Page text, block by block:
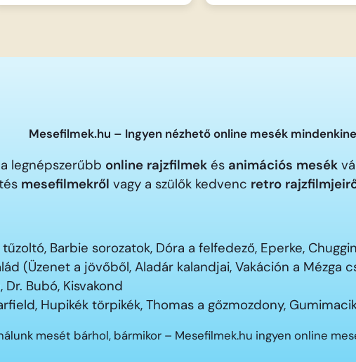
Mesefilmek.hu – Ingyen nézhető online mesék
legnépszerűbb online rajzfilmek és animációs mesék
mesefilmekről vagy a szülők kedvenc retro
Barbie sorozatok, Dóra a felfedező, Eperke,
(Üzenet a jövőből, Aladár kalandjai, Vakáción a Mézga
Bubó, Kisvakond
Hupikék törpikék, Thomas a gőzmozdony,
mesét bárhol, bármikor – Mesefilmek.hu ingyen online